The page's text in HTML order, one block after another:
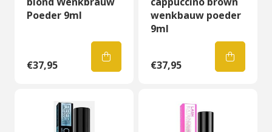
Poeder 9ml
€37,95
wenkbauw poeder
9ml
€37,95